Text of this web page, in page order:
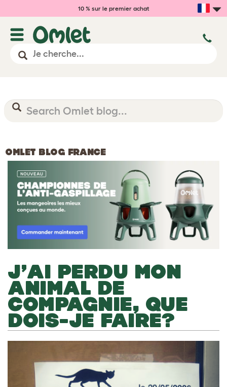
10 % sur le premier achat
OMLET BLOG FRANCE
J’AI PERDU MON
ANIMAL DE
COMPAGNIE, QUE
DOIS-JE FAIRE?